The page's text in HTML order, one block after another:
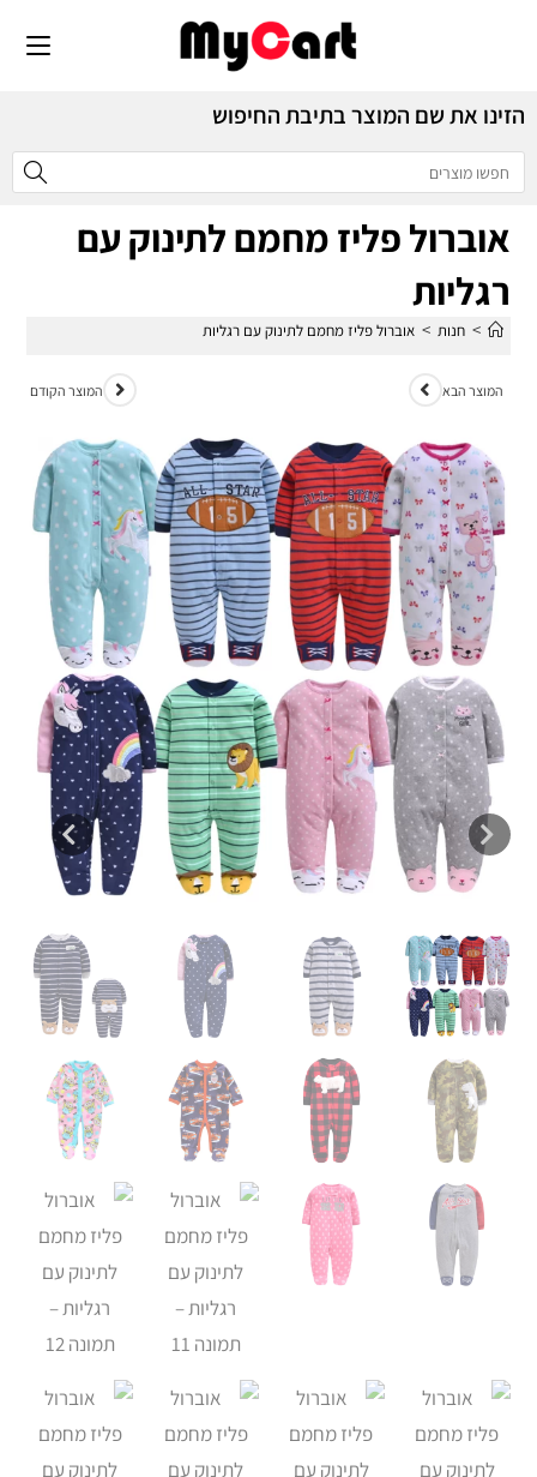
הזינו את שם המוצר בתיבת החיפוש
אוברול פליז מחמם לתינוק עם
רגליות
> חנות > אוברול פליז מחמם לתינוק עם רגליות
המוצר הקודם המוצר הבא